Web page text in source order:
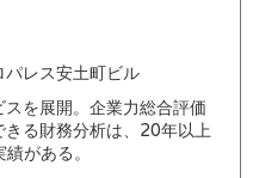
レス安土町ビル
を展開。企業力総合評価
きる財務分析は、20年以上
がある。